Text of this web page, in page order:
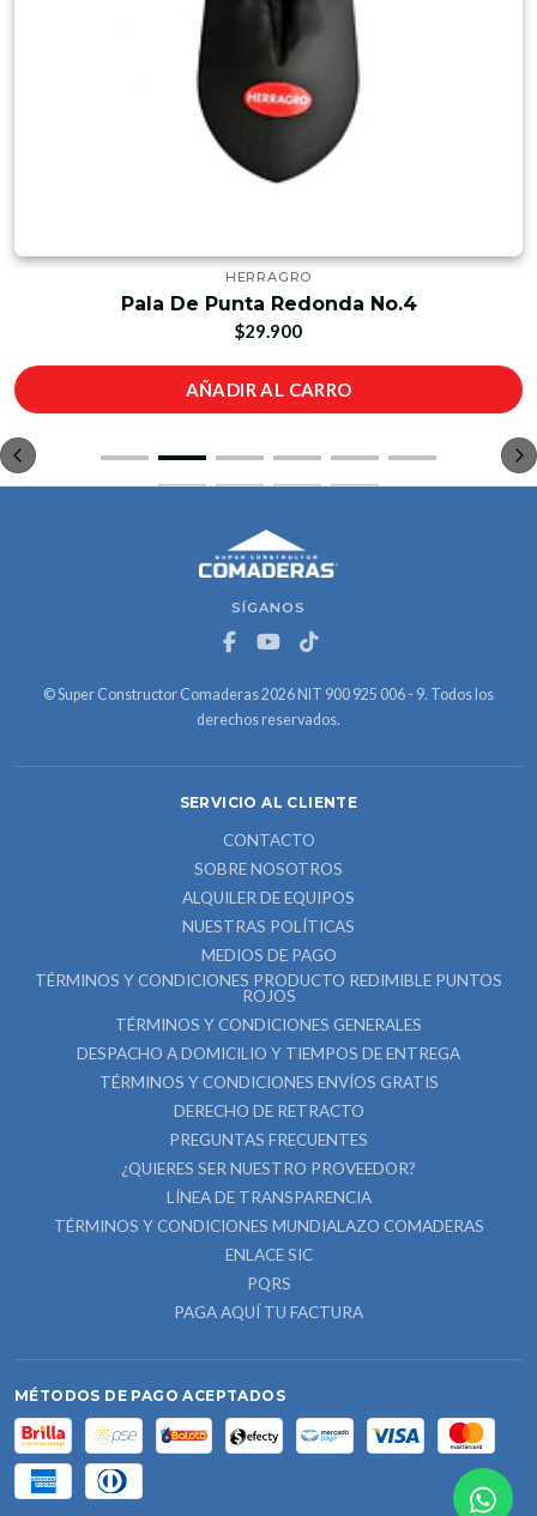
HERRAGRO
Pala De Punta Redonda No.4
$29.900
AÑADIR AL CARRO
SÍGANOS
© Super Constructor Comaderas 2026 NIT 900 925 006 - 9. Todos los
derechos reservados.
SERVICIO AL CLIENTE
CONTACTO
SOBRE NOSOTROS
ALQUILER DE EQUIPOS
NUESTRAS POLÍTICAS
MEDIOS DE PAGO
TÉRMINOS Y CONDICIONES PRODUCTO REDIMIBLE PUNTOS
ROJOS
TÉRMINOS Y CONDICIONES GENERALES
DESPACHO A DOMICILIO Y TIEMPOS DE ENTREGA
TÉRMINOS Y CONDICIONES ENVÍOS GRATIS
DERECHO DE RETRACTO
PREGUNTAS FRECUENTES
¿QUIERES SER NUESTRO PROVEEDOR?
LÍNEA DE TRANSPARENCIA
TÉRMINOS Y CONDICIONES MUNDIALAZO COMADERAS
ENLACE SIC
PQRS
PAGA AQUÍ TU FACTURA
MÉTODOS DE PAGO ACEPTADOS